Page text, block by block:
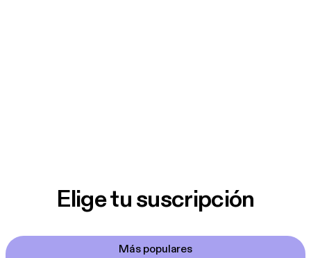
Elige tu suscripción
Más populares